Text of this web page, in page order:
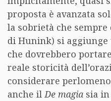
proposta è avanzata
la sobrietà che
di Hunink) si
che dovrebbero
reale storicità
considerare
anche ilDe magia sia